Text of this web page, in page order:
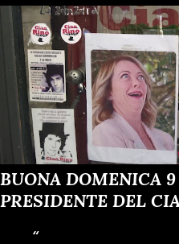
BUONA DOMENICA
PRESIDENTE DEL